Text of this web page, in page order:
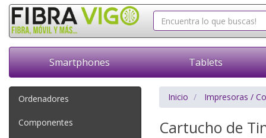
Smartphones Tablets
Ordenadores
Componentes
Inicio Impresoras /
Cartucho de